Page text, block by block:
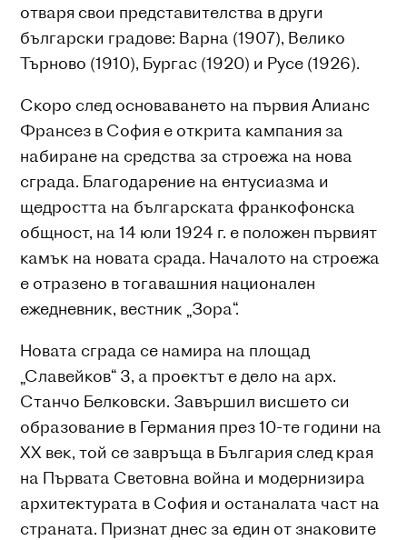
отваря свои представителства в други
български градове: Варна (1907), Велико
Търново (1910), Бургас (1920) и Русе (1926).
Скоро след основаването на първия Алианс
Франсез в София е открита кампания за
набиране на средства за строежа на нова
сграда. Благодарение на ентусиазма и
щедростта на българската франкофонска
общност, на 14 юли 1924 г. е положен първият
камък на новата срада. Началото на строежа
е отразено в тогавашния национален
ежедневник, вестник „Зора“.
Новата сграда се намира на площад
„Славейков“ 3, а проектът е дело на арх.
Станчо Белковски. Завършил висшето си
образование в Германия през 10-те години на
ХХ век, той се завръща в България след края
на Първата Световна война и модернизира
архитектурата в София и останалата част на
страната. Признат днес за един от знаковите